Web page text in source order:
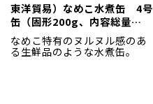
東洋貿易）なめこ水煮缶 4号
缶（固形200g、内容総量
400g）
なめこ特有のヌルヌル感のあ
る生鮮品のような水煮缶。